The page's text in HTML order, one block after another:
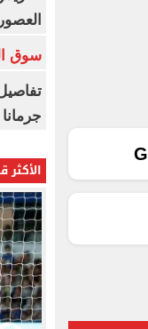
سوق
الأكثر